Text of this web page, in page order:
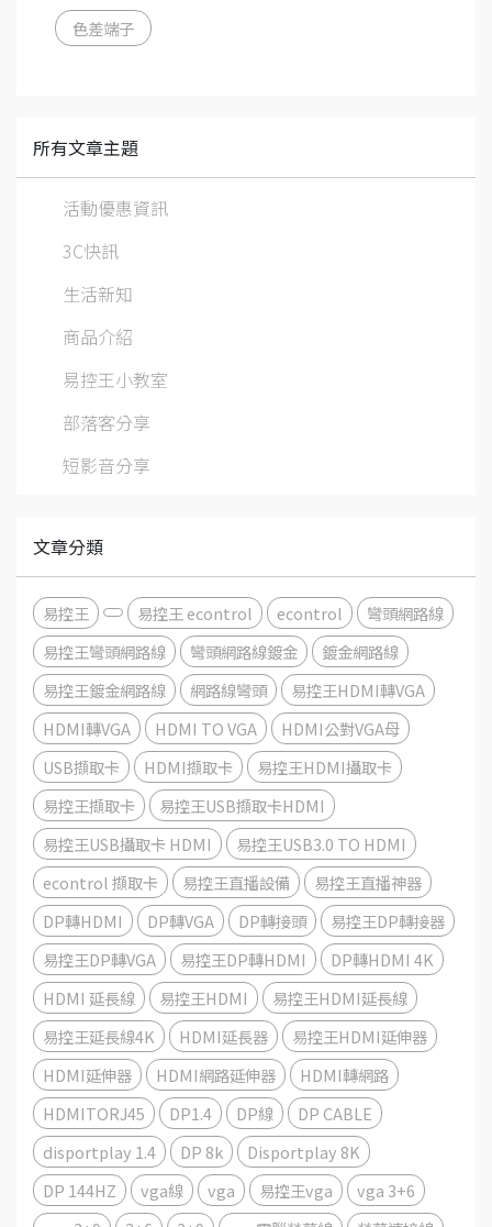
色差端子
所有文章主題
活動優惠資訊
3C快訊
生活新知
商品介紹
易控王小教室
部落客分享
短影音分享
文章分類
易控王 易控王 econtrol econtrol
彎頭網路線
易控王彎頭網路線
彎頭網路線鍍金
鍍金網路線
易控王鍍金網路線
網路線彎頭
易控王HDMI轉VGA
HDMI轉VGA
HDMI TO VGA
HDMI公對VGA母
USB擷取卡
HDMI擷取卡
易控王HDMI攝取卡
易控王擷取卡
易控王USB擷取卡HDMI
易控王USB攝取卡 HDMI
易控王USB3.0 TO HDMI
econtrol 擷取卡
易控王直播設備
易控王直播神器
DP轉HDMI
DP轉VGA DP轉接頭
易控王DP轉接器
易控王DP轉VGA
易控王DP轉HDMI
DP轉HDMI 4K
HDMI 延長線
易控王HDMI
易控王HDMI延長線
易控王延長線4K
HDMI延長器
易控王HDMI延伸器
HDMI延伸器
HDMI網路延伸器
HDMI轉網路
HDMITORJ45
DP1.4 DP線
DP CABLE
disportplay 1.4
DP 8k
Disportplay 8K
DP 144HZ
vga線 vga 易控王vga
vga 3+6